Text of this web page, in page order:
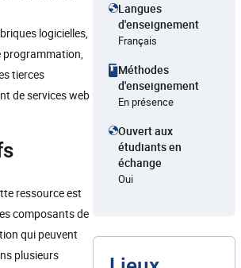
logicielles,
programmation,
tierces
de services web
ressource est
composants de
qui peuvent
plusieurs
Langues
d'enseignement
Français
Méthodes
d'enseignement
En présence
Ouvert aux
étudiants en
échange
Oui